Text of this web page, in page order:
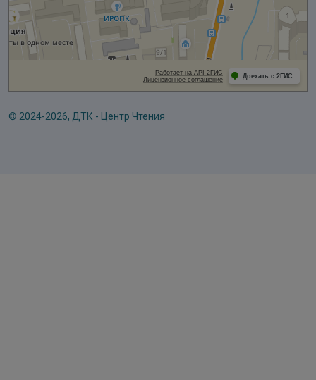
© 2024-2026, ДТК - Центр Чтения